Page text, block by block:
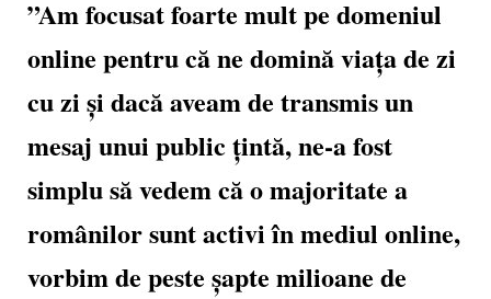
”Am focusat foarte mult pe domeniul
online pentru că ne domină viaţa de zi
cu zi şi dacă aveam de transmis un
mesaj unui public ţintă, ne-a fost
simplu să vedem că o majoritate a
românilor sunt activi în mediul online,
vorbim de peste şapte milioane de